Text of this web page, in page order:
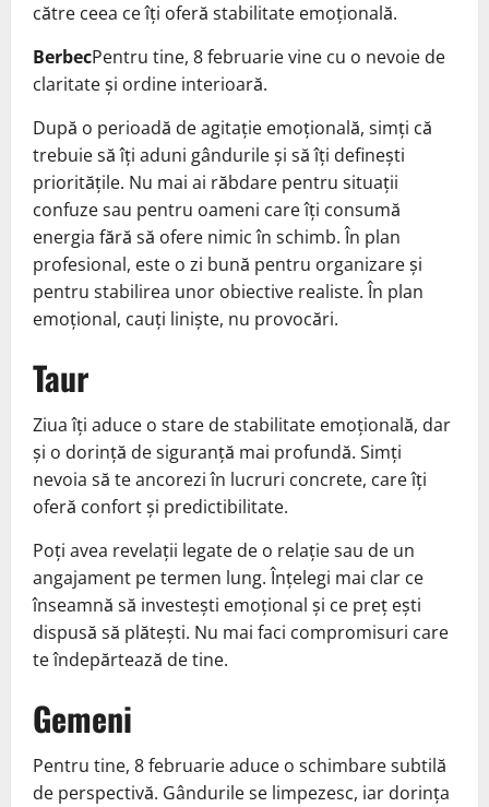
către ceea ce îți oferă stabilitate emoțională.
BerbecPentru tine, 8 februarie vine cu o nevoie de
claritate și ordine interioară.
După o perioadă de agitație emoțională, simți că
trebuie să îți aduni gândurile și să îți definești
prioritățile. Nu mai ai răbdare pentru situații
confuze sau pentru oameni care îți consumă
energia fără să ofere nimic în schimb. În plan
profesional, este o zi bună pentru organizare și
pentru stabilirea unor obiective realiste. În plan
emoțional, cauți liniște, nu provocări.
Taur
Ziua îți aduce o stare de stabilitate emoțională, dar
și o dorință de siguranță mai profundă. Simți
nevoia să te ancorezi în lucruri concrete, care îți
oferă confort și predictibilitate.
Poți avea revelații legate de o relație sau de un
angajament pe termen lung. Înțelegi mai clar ce
înseamnă să investești emoțional și ce preț ești
dispusă să plătești. Nu mai faci compromisuri care
te îndepărtează de tine.
Gemeni
Pentru tine, 8 februarie aduce o schimbare subtilă
de perspectivă. Gândurile se limpezesc, iar dorința